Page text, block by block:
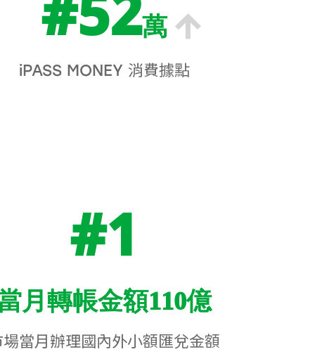
萬
iPASS MONEY 消費據點
#1
月轉帳金額110億
當月辦理國內外小額匯兌金額